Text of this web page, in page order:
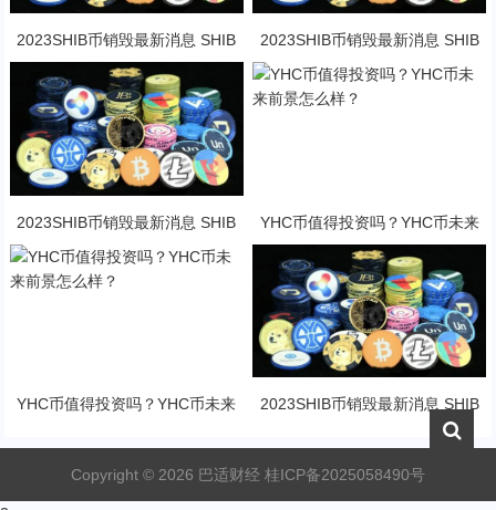
2023SHIB币销毁最新消息 SHIB
币未来前景怎么样？
2023SHIB币销毁最新消息 SHIB
2023SHIB币销毁最新消息 SHIB
YHC币值得投资吗？YHC币未来
前景怎么样？
YHC币值得投资吗？YHC币未来
2023SHIB币销毁最新消息 SHIB
Copyright © 2026 巴适财经桂ICP备2025058490号